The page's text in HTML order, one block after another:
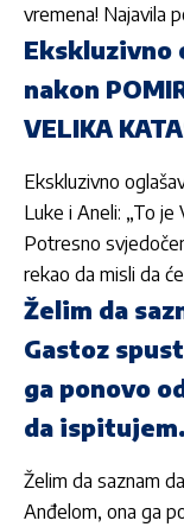
vremena! Najavila
Ekskluzivno
nakon
VELIKA
Ekskluzivno
Luke i Aneli: „To je
Potresno
rekao da misli da
Želim da
Gastoz
ga ponovo
da
Želim da saznam
Anđelom, ona ga